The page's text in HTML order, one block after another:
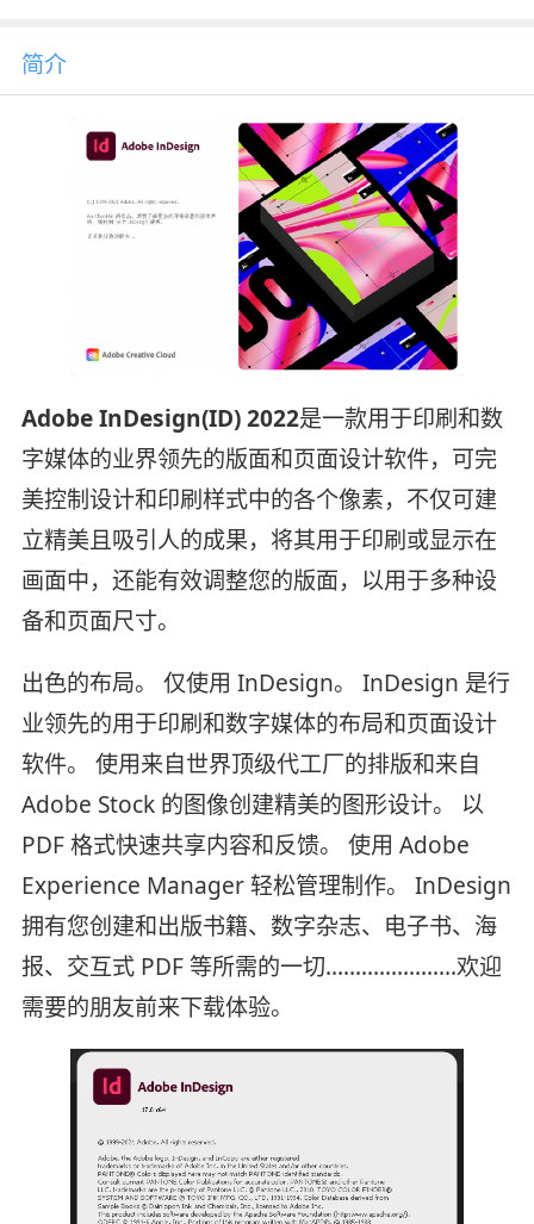
简介
Adobe InDesign(ID) 2022是一款用于印刷和数
字媒体的业界领先的版面和页面设计软件，可完
美控制设计和印刷样式中的各个像素，不仅可建
立精美且吸引人的成果，将其用于印刷或显示在
画面中，还能有效调整您的版面，以用于多种设
备和页面尺寸。
出色的布局。 仅使用 InDesign。 InDesign 是行
业领先的用于印刷和数字媒体的布局和页面设计
软件。 使用来自世界顶级代工厂的排版和来自
Adobe Stock 的图像创建精美的图形设计。 以
PDF 格式快速共享内容和反馈。 使用 Adobe
Experience Manager 轻松管理制作。 InDesign
拥有您创建和出版书籍、数字杂志、电子书、海
报、交互式 PDF 等所需的一切......................欢迎
需要的朋友前来下载体验。